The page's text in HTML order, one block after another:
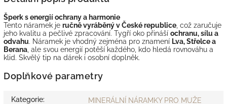
Šperk s energií ochrany a harmonie
Tento náramek je ručně vyráběný v České republice , což zaručuje
jeho kvalitu a pečlivé zpracování. Tygří oko přináší ochranu, sílu a
odvahu. Náramek je vhodný zejména pro znamení Lva, Střelce a
Berana , ale svou energií potěší každého, kdo hledá rovnováhu a
klid. Skvělý tip na dárek i osobní doplněk.
Doplňkové parametry
Kategorie: MINERÁLNÍ NÁRAMKY PRO MUŽE